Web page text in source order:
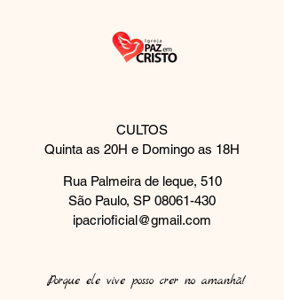
CULTOS
Quinta as 20H e Domingo as 18H
Rua Palmeira de leque, 510
São Paulo, SP 08061-430
ipacrioficial@gmail.com
Porque ele vive posso crer no amanhã!​